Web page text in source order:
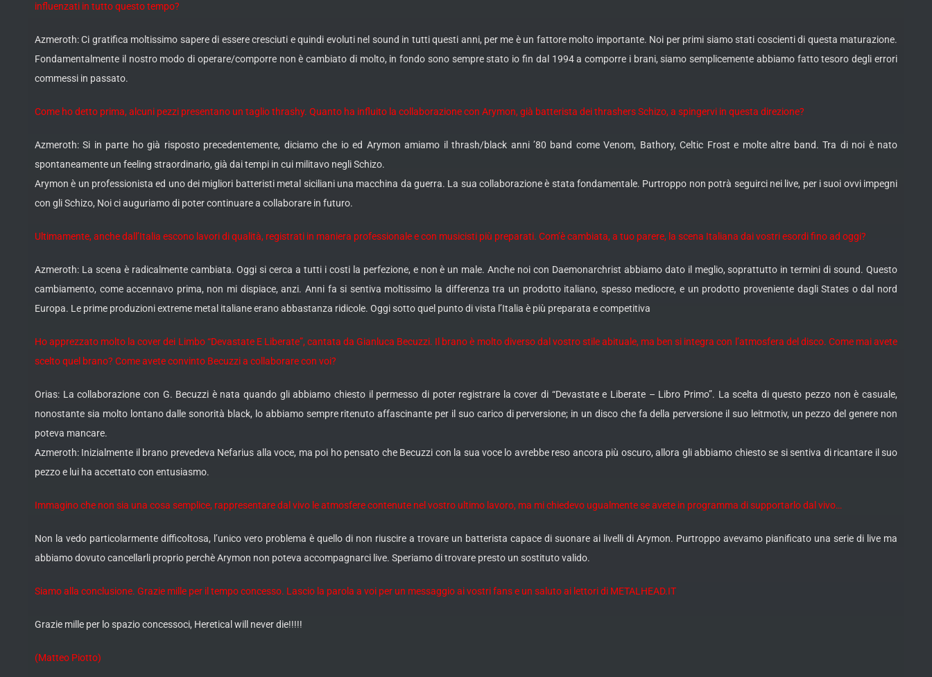
influenzati in tutto questo tempo?
Azmeroth: Ci gratifica moltissimo sapere di essere cresciuti e quindi evoluti nel sound in tutti questi anni, per me è un fattore molto importante. Noi per primi siamo stati coscienti di questa maturazione.
Fondamentalmente il nostro modo di operare/comporre non è cambiato di molto, in fondo sono sempre stato io fin dal 1994 a comporre i brani, siamo semplicemente abbiamo fatto tesoro degli errori
commessi in passato.
Come ho detto prima, alcuni pezzi presentano un taglio thrashy. Quanto ha influito la collaborazione con Arymon, già batterista dei thrashers Schizo, a spingervi in questa direzione?
Azmeroth: Si in parte ho già risposto precedentemente, diciamo che io ed Arymon amiamo il thrash/black anni ’80 band come Venom, Bathory, Celtic Frost e molte altre band. Tra di noi è nato
spontaneamente un feeling straordinario, già dai tempi in cui militavo negli Schizo.
Arymon è un professionista ed uno dei migliori batteristi metal siciliani una macchina da guerra. La sua collaborazione è stata fondamentale. Purtroppo non potrà seguirci nei live, per i suoi ovvi impegni
con gli Schizo, Noi ci auguriamo di poter continuare a collaborare in futuro.
Ultimamente, anche dall’Italia escono lavori di qualità, registrati in maniera professionale e con musicisti più preparati. Com’è cambiata, a tuo parere, la scena Italiana dai vostri esordi fino ad oggi?
Azmeroth: La scena è radicalmente cambiata. Oggi si cerca a tutti i costi la perfezione, e non è un male. Anche noi con Daemonarchrist abbiamo dato il meglio, soprattutto in termini di sound. Questo
cambiamento, come accennavo prima, non mi dispiace, anzi. Anni fa si sentiva moltissimo la differenza tra un prodotto italiano, spesso mediocre, e un prodotto proveniente dagli States o dal nord
Europa. Le prime produzioni extreme metal italiane erano abbastanza ridicole. Oggi sotto quel punto di vista l’Italia è più preparata e competitiva
Ho apprezzato molto la cover dei Limbo “Devastate E Liberate”, cantata da Gianluca Becuzzi. Il brano è molto diverso dal vostro stile abituale, ma ben si integra con l’atmosfera del disco. Come mai avete
scelto quel brano? Come avete convinto Becuzzi a collaborare con voi?
Orias: La collaborazione con G. Becuzzi è nata quando gli abbiamo chiesto il permesso di poter registrare la cover di “Devastate e Liberate – Libro Primo”. La scelta di questo pezzo non è casuale,
nonostante sia molto lontano dalle sonorità black, lo abbiamo sempre ritenuto affascinante per il suo carico di perversione; in un disco che fa della perversione il suo leitmotiv, un pezzo del genere non
poteva mancare.
Azmeroth: Inizialmente il brano prevedeva Nefarius alla voce, ma poi ho pensato che Becuzzi con la sua voce lo avrebbe reso ancora più oscuro, allora gli abbiamo chiesto se si sentiva di ricantare il suo
pezzo e lui ha accettato con entusiasmo.
Immagino che non sia una cosa semplice, rappresentare dal vivo le atmosfere contenute nel vostro ultimo lavoro, ma mi chiedevo ugualmente se avete in programma di supportarlo dal vivo…
Non la vedo particolarmente difficoltosa, l’unico vero problema è quello di non riuscire a trovare un batterista capace di suonare ai livelli di Arymon. Purtroppo avevamo pianificato una serie di live ma
abbiamo dovuto cancellarli proprio perchè Arymon non poteva accompagnarci live. Speriamo di trovare presto un sostituto valido.
Siamo alla conclusione. Grazie mille per il tempo concesso. Lascio la parola a voi per un messaggio ai vostri fans e un saluto ai lettori di METALHEAD.IT
Grazie mille per lo spazio concessoci, Heretical will never die!!!!!
(Matteo Piotto)